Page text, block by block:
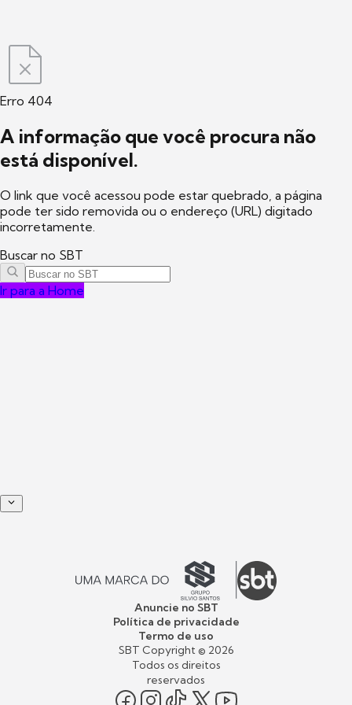
Erro 404
A informação que você procura não
está disponível.
O link que você acessou pode estar quebrado, a página
pode ter sido removida ou o endereço (URL) digitado
incorretamente.
Buscar no SBT
Ir para a Home
Anuncie no SBT
Política de privacidade
Termo de uso
SBT Copyright © 2026
Todos os direitos
reservados